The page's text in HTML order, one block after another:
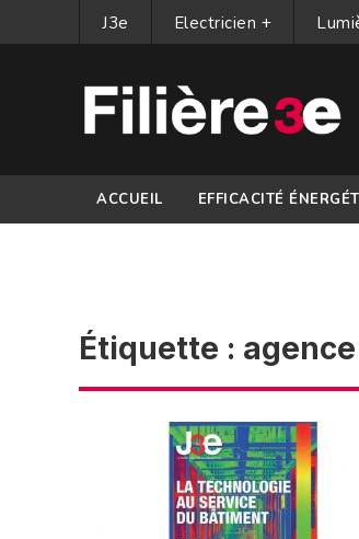
J3e Electricien +
ACCUEIL EFFICACITÉ
Étiquette :